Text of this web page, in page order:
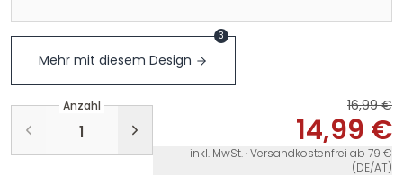
Mehr mit diesem Design
3
Anzahl 16,99 €
14,99 €
inkl. MwSt. · Versandkostenfrei ab 79 €
(DE/AT)